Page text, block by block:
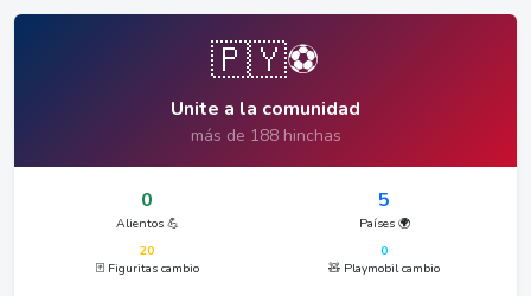
🇵🇾⚽
Unite a la comunidad
más de 188 hinchas
0
Alientos 💪
5
Países 🌍
20
🃏 Figuritas cambio
0
🧸 Playmobil cambio